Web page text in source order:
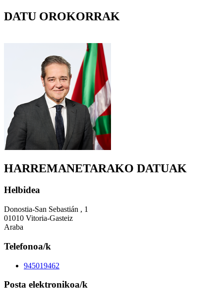
DATU OROKORRAK
HARREMANETARAKO DATUAK
Helbidea
Donostia-San Sebastián , 1
01010 Vitoria-Gasteiz
Araba
Telefonoa/k
945019462
Posta elektronikoa/k